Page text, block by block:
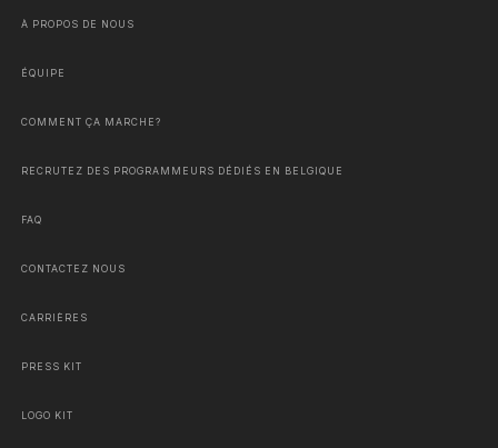
À PROPOS DE NOUS
ÉQUIPE
COMMENT ÇA MARCHE?
RECRUTEZ DES PROGRAMMEURS DÉDIÉS EN BELGIQUE
FAQ
CONTACTEZ NOUS
CARRIÈRES
PRESS KIT
LOGO KIT